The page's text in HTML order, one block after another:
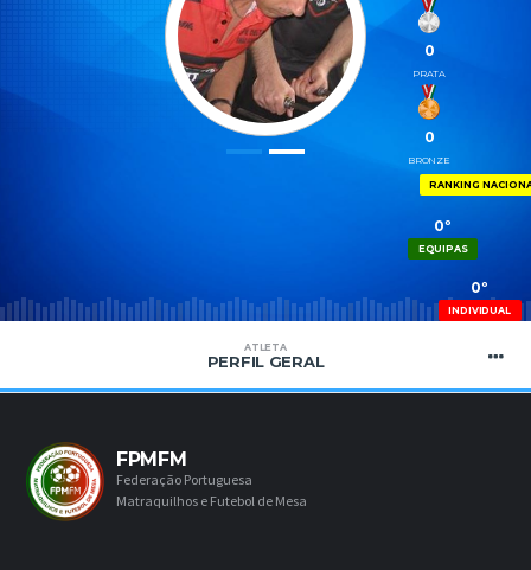
0
PRATA
0
BRONZE
RANKING
0º
EQUIPAS
0º
INDIVIDUAL
ATLETA
PERFIL GERAL
FPMFM
Federação Portuguesa
Matraquilhos e Futebol de Mesa